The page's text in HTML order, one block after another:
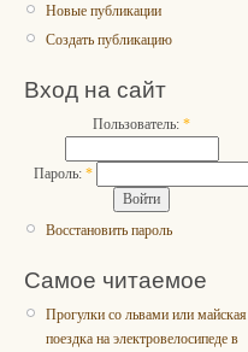
Новые публикации
Создать публикацию
Вход на сайт
Пользователь: *
Пароль: *
Восстановить пароль
Самое читаемое
Прогулки со львами или майская
поездка на электровелосипеде в